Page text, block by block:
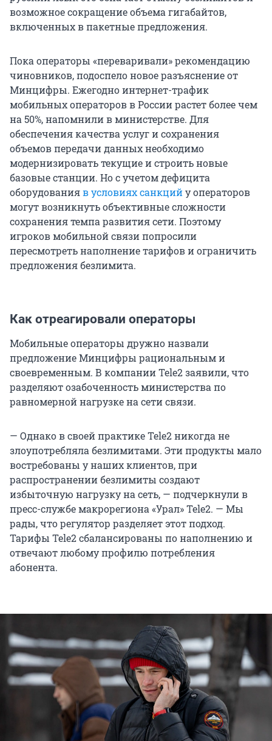
возможное сокращение объема гигабайтов,
включенных в пакетные предложения.
Пока операторы «переваривали» рекомендацию
чиновников, подоспело новое разъяснение от
Минцифры. Ежегодно интернет-трафик
мобильных операторов в России растет более чем
на 50%, напомнили в министерстве. Для
обеспечения качества услуг и сохранения
объемов передачи данных необходимо
модернизировать текущие и строить новые
базовые станции. Но с учетом дефицита
оборудованияв условиях санкцийу операторов
могут возникнуть объективные сложности
сохранения темпа развития сети. Поэтому
игроков мобильной связи попросили
пересмотреть наполнение тарифов и ограничить
предложения безлимита.
Как отреагировали операторы
Мобильные операторы дружно назвали
предложение Минцифры рациональным и
своевременным. В компании Tele2 заявили, что
разделяют озабоченность министерства по
равномерной нагрузке на сети связи.
— Однако в своей практике Tele2 никогда не
злоупотребляла безлимитами. Эти продукты мало
востребованы у наших клиентов, при
распространении безлимиты создают
избыточную нагрузку на сеть, — подчеркнули в
пресс-службе макрорегиона «Урал» Tele2. — Мы
рады, что регулятор разделяет этот подход.
Тарифы Tele2 сбалансированы по наполнению и
отвечают любому профилю потребления
абонента.